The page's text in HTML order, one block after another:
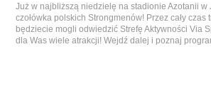
Już w najbliższą niedzielę na stadionie Azotanii w
czołówka polskich Strongmenów! Przez cały
będziecie mogli odwiedzić Strefę Aktywności Via
dla Was wiele atrakcji! Wejdź dalej i poznaj